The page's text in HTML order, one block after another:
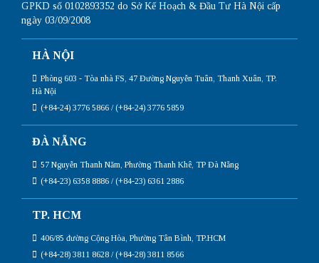
GPKD số 0102893352 do Sở Kế Hoạch & Đầu Tư Hà Nội cấp
ngày 03/09/2008
HÀ NỘI
Phòng 603 - Tòa nhà FS, 47 Đường Nguyễn Tuân, Thanh Xuân, TP.
Hà Nội
(+84-24) 3776 5866 / (+84-24) 3776 5859
ĐÀ NẴNG
57 Nguyễn Thanh Năm, Phường Thanh Khê, TP Đà Nẵng
(+84-23) 6358 8886 / (+84-23) 6361 2886
TP. HCM
406/85 đường Cộng Hòa, Phường Tân Bình, TP.HCM
(+84-28) 3811 8628 / (+84-28) 3811 8566